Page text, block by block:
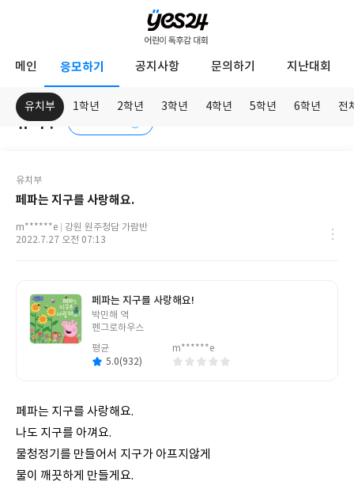
YES24
린
메인 응모하기
유치부 1학년 2학년 3학년 4학년 5학년 6학년 전
공지사항 문의하기 지난대회
응
기
유치부
응
모
학
유치부
페파는 지구를 사랑해요.
닉
네
m******e
학
강원 원주청담 가람반
작
2022.7.27 오전 07:13
페파는 지구를 사랑해요!
글
쓴
박민해 역
펜그로하우스
평균
5.0(932)
m******e
페파는 지구를 사랑해요.
나도 지구를 아껴요.
물청정기를 만들어서 지구가 아프지않게
물이 깨끗하게 만들게요.